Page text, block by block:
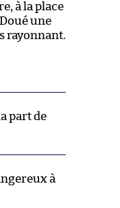
à la place
une
rayonnant.
part de
à